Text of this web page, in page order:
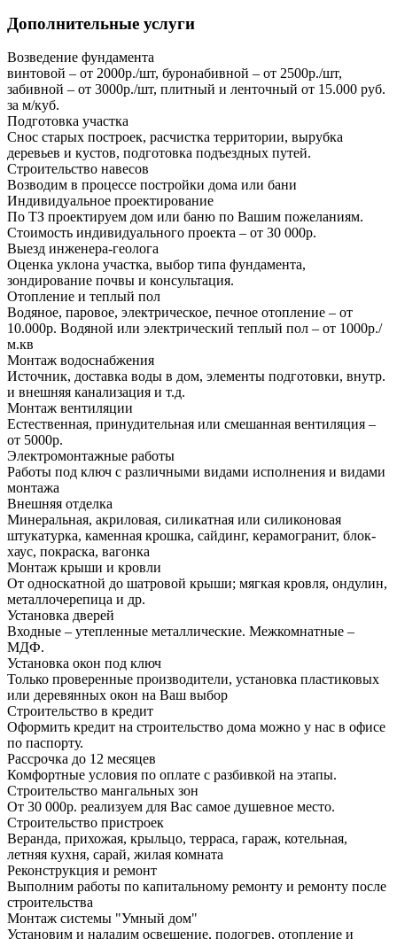
Дополнительные услуги
Возведение фундамента
винтовой – от 2000р./шт, буронабивной – от 2500р./шт,
забивной – от 3000р./шт, плитный и ленточный от 15.000 руб.
за м/куб.
Подготовка участка
Снос старых построек, расчистка территории, вырубка
деревьев и кустов, подготовка подъездных путей.
Строительство навесов
Возводим в процессе постройки дома или бани
Индивидуальное проектирование
По ТЗ проектируем дом или баню по Вашим пожеланиям.
Стоимость индивидуального проекта – от 30 000р.
Выезд инженера-геолога
Оценка уклона участка, выбор типа фундамента,
зондирование почвы и консультация.
Отопление и теплый пол
Водяное, паровое, электрическое, печное отопление – от
10.000р. Водяной или электрический теплый пол – от 1000р./
м.кв
Монтаж водоснабжения
Источник, доставка воды в дом, элементы подготовки, внутр.
и внешняя канализация и т.д.
Монтаж вентиляции
Естественная, принудительная или смешанная вентиляция –
от 5000р.
Электромонтажные работы
Работы под ключ с различными видами исполнения и видами
монтажа
Внешняя отделка
Минеральная, акриловая, силикатная или силиконовая
штукатурка, каменная крошка, сайдинг, керамогранит, блок-
хаус, покраска, вагонка
Монтаж крыши и кровли
От односкатной до шатровой крыши; мягкая кровля, ондулин,
металлочерепица и др.
Установка дверей
Входные – утепленные металлические. Межкомнатные –
МДФ.
Установка окон под ключ
Только проверенные производители, установка пластиковых
или деревянных окон на Ваш выбор
Строительство в кредит
Оформить кредит на строительство дома можно у нас в офисе
по паспорту.
Рассрочка до 12 месяцев
Комфортные условия по оплате с разбивкой на этапы.
Строительство мангальных зон
От 30 000р. реализуем для Вас самое душевное место.
Строительство пристроек
Веранда, прихожая, крыльцо, терраса, гараж, котельная,
летняя кухня, сарай, жилая комната
Реконструкция и ремонт
Выполним работы по капитальному ремонту и ремонту после
строительства
Монтаж системы "Умный дом"
Установим и наладим освещение, подогрев, отопление и